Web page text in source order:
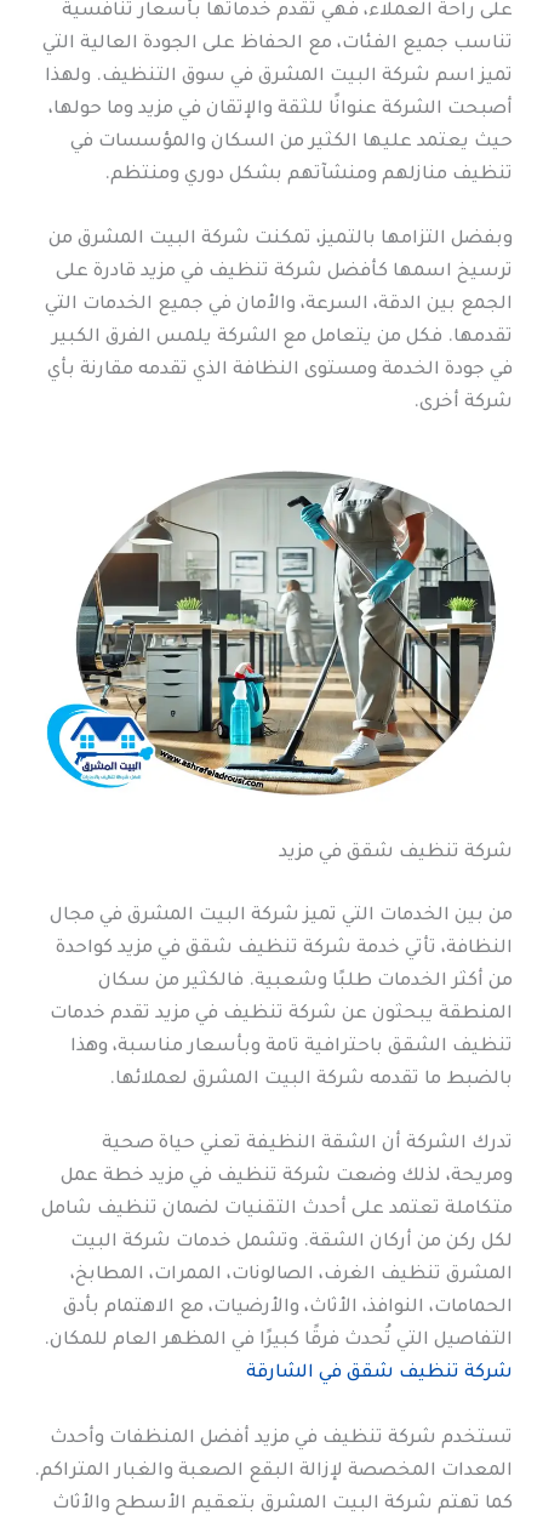
على راحة العملاء، فهي تقدم خدماتها بأسعار تنافسية
تناسب جميع الفئات، مع الحفاظ على الجودة العالية التي
تميز اسم شركة البيت المشرق في سوق التنظيف. ولهذا
أصبحت الشركة عنوانًا للثقة والإتقان في مزيد وما حولها،
حيث يعتمد عليها الكثير من السكان والمؤسسات في
تنظيف منازلهم ومنشآتهم بشكل دوري ومنتظم.
وبفضل التزامها بالتميز، تمكنت شركة البيت المشرق من
ترسيخ اسمها كأفضل شركة تنظيف في مزيد قادرة على
الجمع بين الدقة، السرعة، والأمان في جميع الخدمات التي
تقدمها. فكل من يتعامل مع الشركة يلمس الفرق الكبير
في جودة الخدمة ومستوى النظافة الذي تقدمه مقارنة بأي
شركة أخرى.
شركة تنظيف شقق في مزيد
من بين الخدمات التي تميز شركة البيت المشرق في مجال
النظافة، تأتي خدمة شركة تنظيف شقق في مزيد كواحدة
من أكثر الخدمات طلبًا وشعبية. فالكثير من سكان
المنطقة يبحثون عن شركة تنظيف في مزيد تقدم خدمات
تنظيف الشقق باحترافية تامة وبأسعار مناسبة، وهذا
بالضبط ما تقدمه شركة البيت المشرق لعملائها.
تدرك الشركة أن الشقة النظيفة تعني حياة صحية
ومريحة، لذلك وضعت شركة تنظيف في مزيد خطة عمل
متكاملة تعتمد على أحدث التقنيات لضمان تنظيف شامل
لكل ركن من أركان الشقة. وتشمل خدمات شركة البيت
المشرق تنظيف الغرف، الصالونات، الممرات، المطابخ،
الحمامات، النوافذ، الأثاث، والأرضيات، مع الاهتمام بأدق
التفاصيل التي تُحدث فرقًا كبيرًا في المظهر العام للمكان.
شركة تنظيف شقق في الشارقة
تستخدم شركة تنظيف في مزيد أفضل المنظفات وأحدث
المعدات المخصصة لإزالة البقع الصعبة والغبار المتراكم.
كما تهتم شركة البيت المشرق بتعقيم الأسطح والأثاث